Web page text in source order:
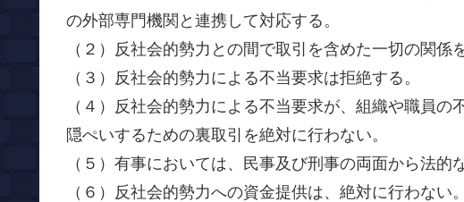
の外部専門機関と連携して対応する。
（２）反社会的勢力との間で取引を含めた一切の関係
（３）反社会的勢力による不当要求は拒絶する。
（４）反社会的勢力による不当要求が、組織や職員
隠ぺいするための裏取引を絶対に行わない。
（５）有事においては、民事及び刑事の両面から法的
（６）反社会的勢力への資金提供は、絶対に行わない。